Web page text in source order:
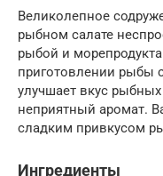
Великолепное
рыбном салате
рыбой и
приготовлении рыбы
улучшает вкус
неприятный аромат.
сладким привкусом
Ингредиенты